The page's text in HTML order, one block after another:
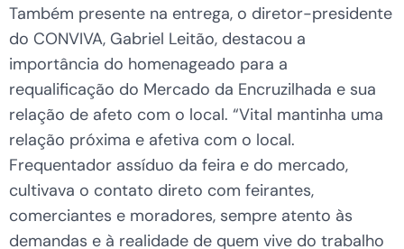
Também presente na entrega, o diretor-presidente
do CONVIVA, Gabriel Leitão, destacou a
importância do homenageado para a
requalificação do Mercado da Encruzilhada e sua
relação de afeto com o local. “Vital mantinha uma
relação próxima e afetiva com o local.
Frequentador assíduo da feira e do mercado,
cultivava o contato direto com feirantes,
comerciantes e moradores, sempre atento às
demandas e à realidade de quem vive do trabalho